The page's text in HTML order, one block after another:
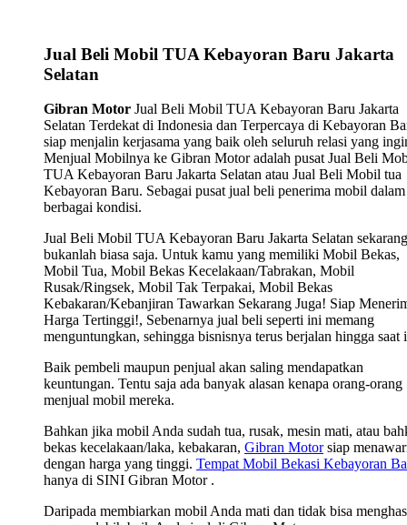
Jual Beli Mobil TUA Kebayoran Baru Jakarta
Selatan
Gibran Motor Jual Beli Mobil TUA Kebayoran Baru Jakarta
Selatan Terdekat di Indonesia dan Terpercaya di Kebayoran
siap menjalin kerjasama yang baik oleh seluruh relasi yang
Menjual Mobilnya ke Gibran Motor adalah pusat Jual Beli
TUA Kebayoran Baru Jakarta Selatan atau Jual Beli Mobil tua
Kebayoran Baru. Sebagai pusat jual beli penerima mobil dalam
berbagai kondisi.
Jual Beli Mobil TUA Kebayoran Baru Jakarta Selatan
bukanlah biasa saja. Untuk kamu yang memiliki Mobil Bekas,
Mobil Tua, Mobil Bekas Kecelakaan/Tabrakan, Mobil
Rusak/Ringsek, Mobil Tak Terpakai, Mobil Bekas
Kebakaran/Kebanjiran Tawarkan Sekarang Juga! Siap
Harga Tertinggi!, Sebenarnya jual beli seperti ini memang
menguntungkan, sehingga bisnisnya terus berjalan hingga saat
Baik pembeli maupun penjual akan saling mendapatkan
keuntungan. Tentu saja ada banyak alasan kenapa orang-orang
menjual mobil mereka.
Bahkan jika mobil Anda sudah tua, rusak, mesin mati, atau
bekas kecelakaan/laka, kebakaran, Gibran Motorsiap
dengan harga yang tinggi. Tempat Mobil Bekasi Kebayoran
hanya di SINI Gibran Motor .
Daripada membiarkan mobil Anda mati dan tidak bisa